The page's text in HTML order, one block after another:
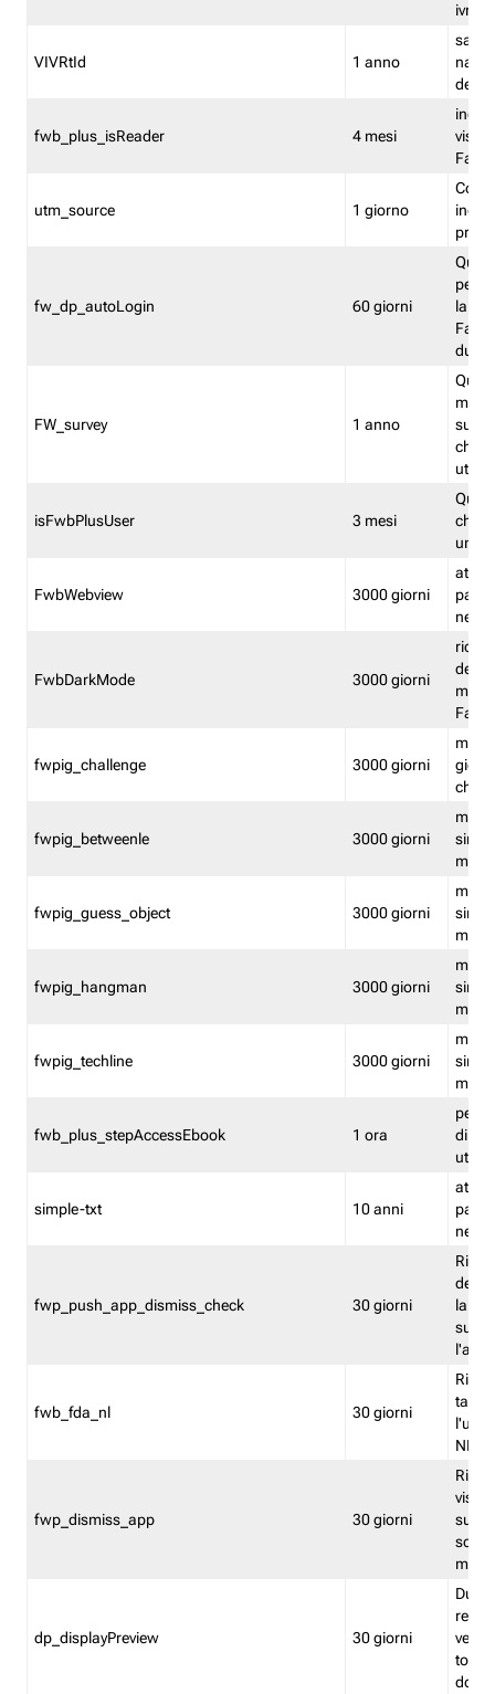
ivr
VIVRtId 1 anno
salva
del
fwb_plus_isReader 4 mesi
utm_source 1 giorno
fw_dp_autoLogin 60 giorni
la
FW_survey 1 anno
utenti
isFwbPlusUser 3 mesi
che
una
FwbWebview 3000 giorni
attiva
FwbDarkMode 3000 giorni
fwpig_challenge 3000 giorni
fwpig_betweenle 3000 giorni
fwpig_guess_object 3000 giorni
fwpig_hangman 3000 giorni
fwpig_techline 3000 giorni
fwb_plus_stepAccessEbook 1 ora
di un
simple-txt 10 anni
attiva
fwp_push_app_dismiss_check 30 giorni
la
fwb_fda_nl 30 giorni
NL
fwp_dismiss_app 30 giorni
visto
dp_displayPreview 30 giorni
torna
dopo